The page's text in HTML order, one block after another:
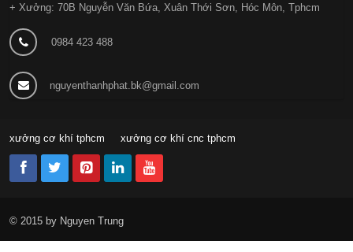
+ Xưởng: 70B Nguyễn Văn Bứa, Xuân Thới Sơn, Hóc Môn, Tphcm
0984 423 488
nguyenthanhphat.bk@gmail.com
xưởng cơ khí tphcm xưởng cơ khí cnc tphcm
© 2015 by Nguyen Trung